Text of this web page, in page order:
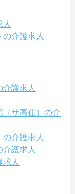
介護求人
護求人
（サ高住）の介
介護求人
護求人
人